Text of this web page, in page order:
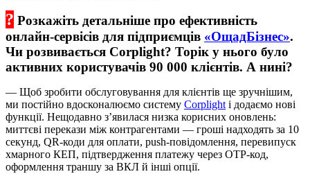
? Розкажіть детальніше про ефективність
онлайн-сервісів для підприємців «ОщадБізнес».
Чи розвивається Corplight? Торік у нього було
активних користувачів 90 000 клієнтів. А нині?
— Щоб зробити обслуговування для клієнтів ще зручнішим,
ми постійно вдосконалюємо систему Corplight і додаємо нові
функції. Нещодавно з’явилася низка корисних оновлень:
миттєві перекази між контрагентами — гроші надходять за 10
секунд, QR-коди для оплати, push-повідомлення, перевипуск
хмарного КЕП, підтвердження платежу через ОТР-код,
оформлення траншу за ВКЛ й інші опції.